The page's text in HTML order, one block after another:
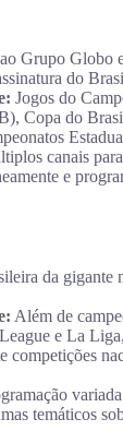
Grupo Globo
do
Jogos do
Copa do
canais
e
da gigante
Além de
e La
competições
temáticos